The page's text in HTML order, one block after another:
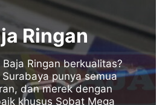
Ringan
Baja Ringan berkualitas?
Surabaya punya semua
dan merek dengan
khusus Sobat Mega